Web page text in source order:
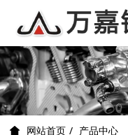
网站首页 产品中心